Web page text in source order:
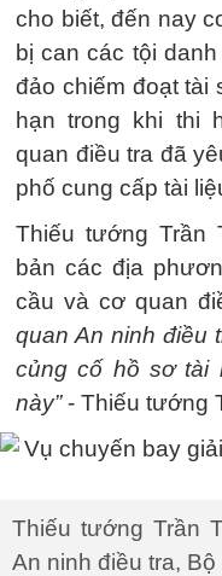
cho biết, đến nay
bị can các tội
đảo chiếm đoạt tài
hạn trong khi thi
quan điều tra đã
phố cung cấp tài
Thiếu tướng Trần
bản các địa
cầu và cơ quan
quan An ninh điều
củng cố hồ sơ tài
này”- Thiếu tướng
Thiếu tướng Trần
An ninh điều tra,